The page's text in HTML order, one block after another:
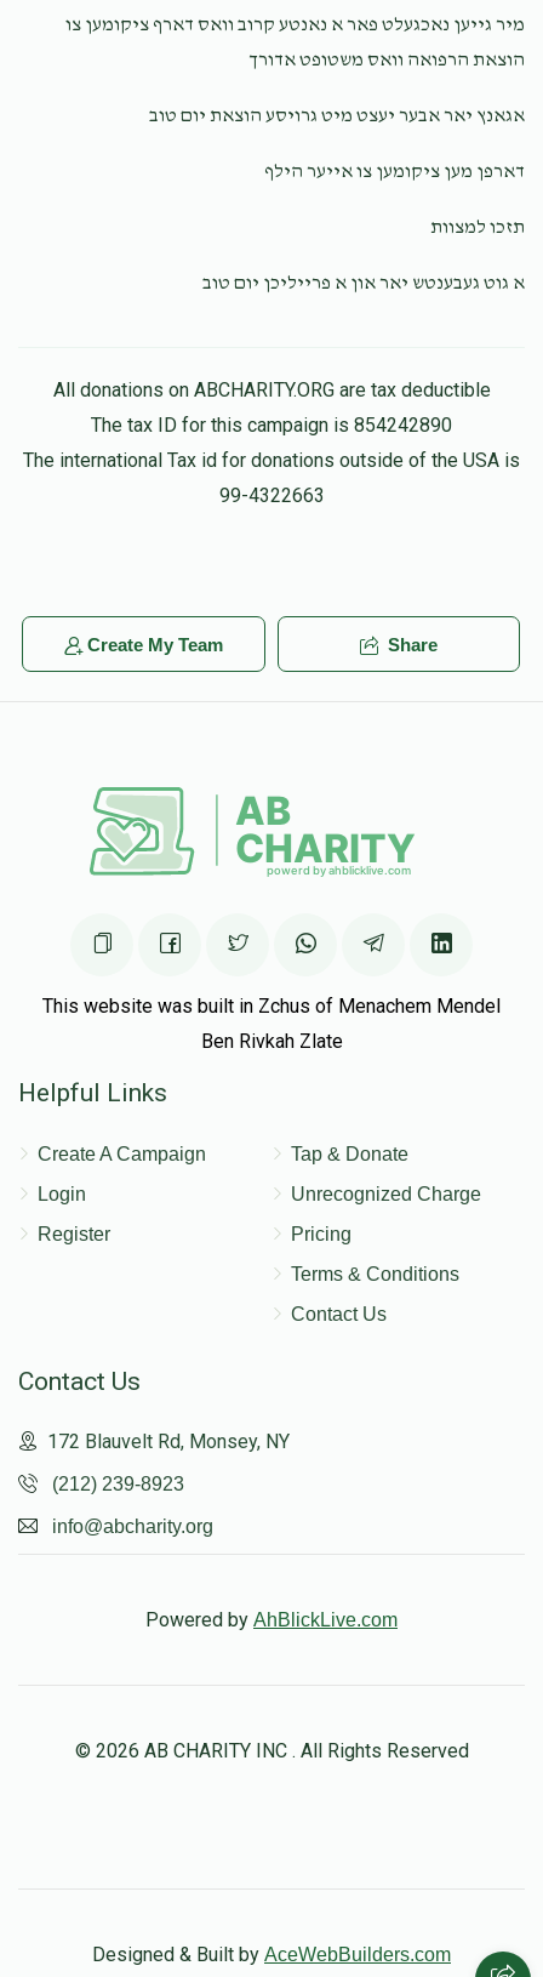
10 months ago $400.00
מיר גייען נאכגעלט פאר א נאנטע קרוב וואס דארף ציקומען צו
הוצאת הרפואה וואס משטופט אדורך
אגאנץ יאר אבער יעצט מיט גרויסע הוצאת יום טוב
דארפן מען ציקומען צו אייער הילף
תזכו למצוות
א גוט געבענטש יאר און א פרייליכן יום טוב
All donations on ABCHARITY.ORG are tax deductible
The tax ID for this campaign is 854242890
The international Tax id for donations outside of the USA is
99-4322663
Create My Team Share
This website was built in Zchus of Menachem Mendel
Ben Rivkah Zlate
Helpful Links
Create A Campaign
Login
Register
Tap & Donate
Unrecognized Charge
Pricing
Terms & Conditions
Contact Us
Contact Us
172 Blauvelt Rd, Monsey, NY
(212) 239-8923
info@abcharity.org
Powered by AhBlickLive.com
© 2026 AB CHARITY INC . All Rights Reserved
Designed & Built by AceWebBuilders.com